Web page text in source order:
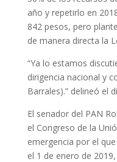
año y repetirlo en
842 pesos, pero
de manera directa la
“Ya lo estamos
dirigencia nacional y
Barrales).” delineó el
El senador del PAN
el Congreso de la
emergencia por el
el 1 de enero de